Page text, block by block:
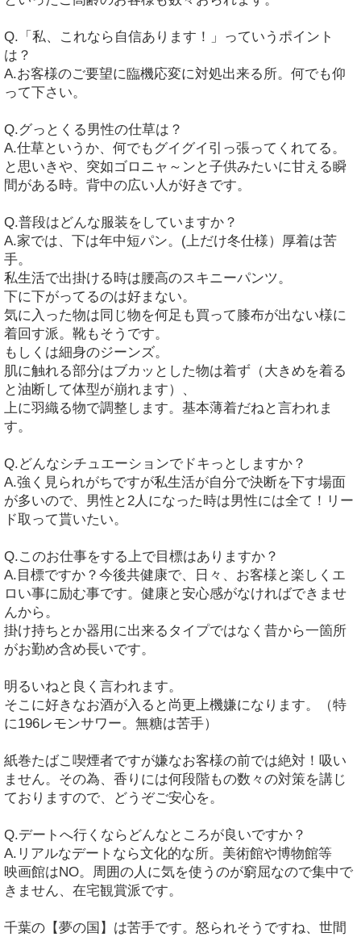
Q.「私、これなら自信あります！」っていうポイント
は？
A.お客様のご要望に臨機応変に対処出来る所。何でも仰
って下さい。
Q.グっとくる男性の仕草は？
A.仕草というか、何でもグイグイ引っ張ってくれてる。
と思いきや、突如ゴロニャ～ンと子供みたいに甘える瞬
間がある時。背中の広い人が好きです。
Q.普段はどんな服装をしていますか？
A.家では、下は年中短パン。(上だけ冬仕様）厚着は苦
手。
私生活で出掛ける時は腰高のスキニーパンツ。
下に下がってるのは好まない。
気に入った物は同じ物を何足も買って膝布が出ない様に
着回す派。靴もそうです。
もしくは細身のジーンズ。
肌に触れる部分はブカッとした物は着ず（大きめを着る
と油断して体型が崩れます）、
上に羽織る物で調整します。基本薄着だねと言われま
す。
Q.どんなシチュエーションでドキっとしますか？
A.強く見られがちですが私生活が自分で決断を下す場面
が多いので、男性と2人になった時は男性には全て！リー
ド取って貰いたい。
Q.このお仕事をする上で目標はありますか？
A.目標ですか？今後共健康で、日々、お客様と楽しくエ
ロい事に励む事です。健康と安心感がなければできませ
んから。
掛け持ちとか器用に出来るタイプではなく昔から一箇所
がお勤め含め長いです。
明るいねと良く言われます。
そこに好きなお酒が入ると尚更上機嫌になります。（特
に196レモンサワー。無糖は苦手）
紙巻たばこ喫煙者ですが嫌なお客様の前では絶対！吸い
ません。その為、香りには何段階もの数々の対策を講じ
ておりますので、どうぞご安心を。
Q.デートへ行くならどんなところが良いですか？
A.リアルなデートなら文化的な所。美術館や博物館等
映画館はNO。周囲の人に気を使うのが窮屈なので集中で
きません、在宅観賞派です。
千葉の【夢の国】は苦手です。怒られそうですね、世間